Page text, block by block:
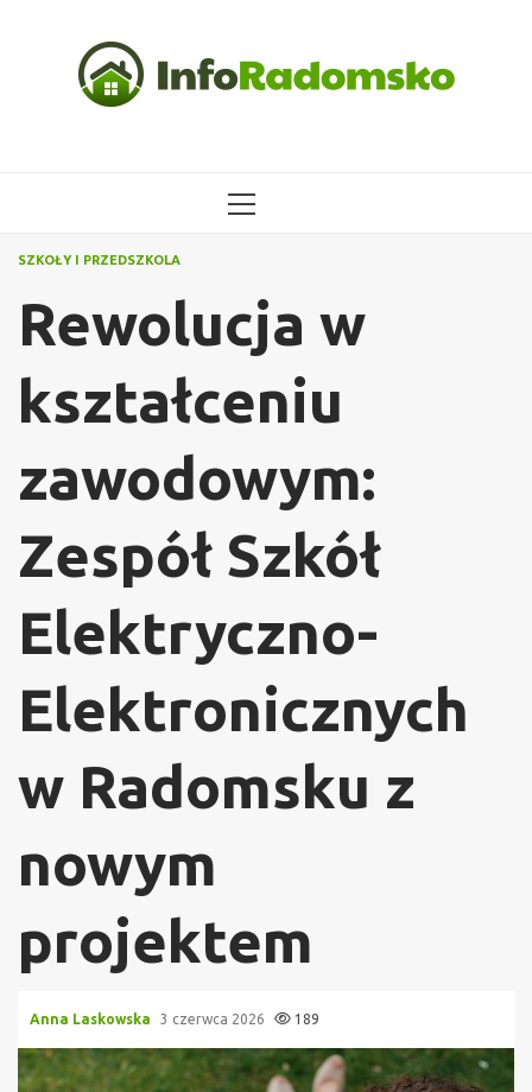
MENU
SZKOŁY I PRZEDSZKOLA
Rewolucja w
kształceniu
zawodowym:
Zespół Szkół
Elektryczno-
Elektronicznych
w Radomsku z
nowym
projektem
Anna Laskowska 3 czerwca 2026 189